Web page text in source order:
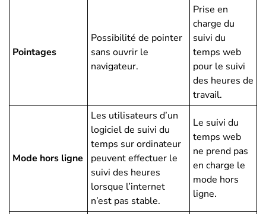
Pointages
Possibilité de pointer
sans ouvrir le
navigateur.
Prise en
charge du
suivi du
temps web
pour le suivi
des heures de
travail.
Mode hors ligne
Les utilisateurs d’un
logiciel de suivi du
temps sur ordinateur
peuvent effectuer le
suivi des heures
lorsque l’internet
n’est pas stable.
Le suivi du
temps web
ne prend pas
en charge le
mode hors
ligne.